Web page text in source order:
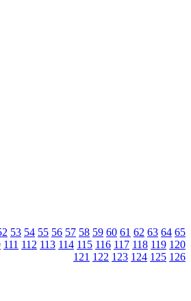
53 54 55 56 57 58 59 60 61 62 63 64 65
111 112 113 114 115 116 117 118 119 120
121 122 123 124 125 126